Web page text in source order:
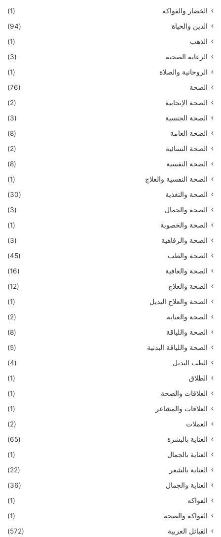
الخضار والفواكه
(1)
الدين والحياة
(94)
الذهب
(1)
الرعاية الصحية
(3)
الروحانية والصلاة
(1)
الصحة
(76)
الصحة الإنجابية
(2)
الصحة الجنسية
(3)
الصحة العامة
(8)
الصحة النسائية
(2)
الصحة النفسية
(8)
الصحة النفسية والعلاج
(1)
الصحة والتغذية
(30)
الصحة والجمال
(3)
الصحة والخصوبة
(1)
الصحة والرفاهية
(3)
الصحة والطب
(45)
الصحة والعافية
(16)
الصحة والعلاج
(12)
الصحة والعلاج البديل
(1)
الصحة والعناية
(2)
الصحة واللياقة
(8)
الصحة واللياقة البدنية
(5)
الطب البديل
(4)
الطلاق
(1)
العلاقات والصحة
(1)
العلاقات والمشاعر
(1)
العملات
(2)
العناية بالبشرة
(65)
العناية بالجمال
(1)
العناية بالشعر
(22)
العناية والجمال
(36)
الفواكه
(1)
الفواكه والصحة
(1)
القبائل العربية
(572)